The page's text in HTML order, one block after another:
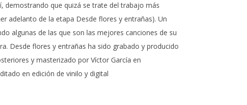
demostrando que quizá se trate del trabajo más
adelanto de la etapa Desde flores y entrañas). Un
algunas de las que son las mejores canciones de su
Desde flores y entrañas ha sido grabado y producido
y masterizado por Víctor García en
en edición de vinilo y digital